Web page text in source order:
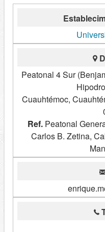
Peatonal 4 Sur
Cuauhtémoc,
Ref. Peatonal
Carlos B. Zetina,